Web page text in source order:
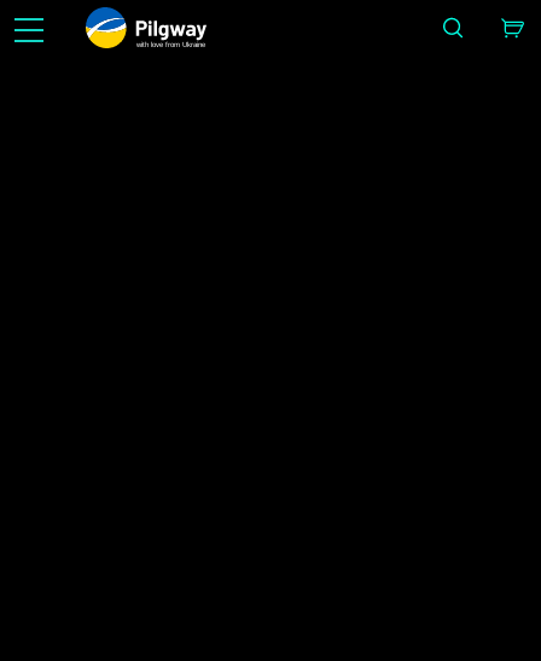
with love from Ukraine